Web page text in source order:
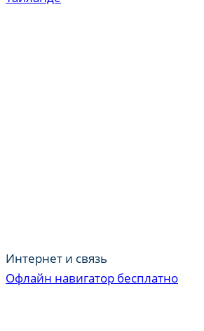
Интернет и связь
Офлайн навигатор бесплатно